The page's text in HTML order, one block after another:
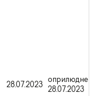
28.07.2023
оприлюднено:
28.07.2023